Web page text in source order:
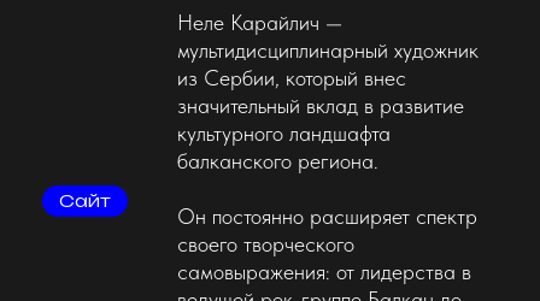
Он постоянно расширяет спектр
своего творческого
самовыражения: от лидерства в
ведущей рок-группе Балкан до
выдающихся успехов в качестве
писателя, актера, режиссера и
оперного композитора. Сегодня
Неле сосредоточил свою практику
на создании интерактивных
приглашая зрителей стать частью
мультисенсорного опыта.